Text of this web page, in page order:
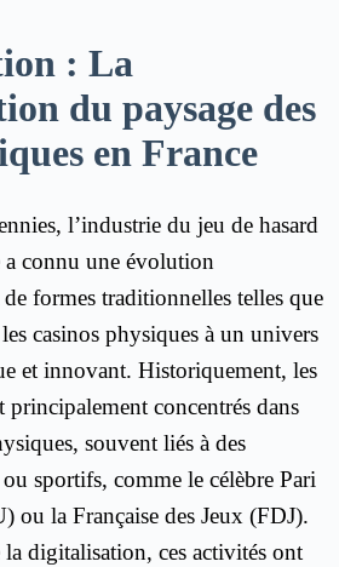
: La
du paysage des
en France
l’industrie du jeu de hasard
a connu une évolution
formes traditionnelles telles que
casinos physiques à un univers
et innovant. Historiquement, les
principalement concentrés dans
souvent liés à des
sportifs, comme le célèbre Pari
ou la Française des Jeux (FDJ).
la digitalisation, ces activités ont